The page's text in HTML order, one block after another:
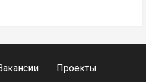
Проекты